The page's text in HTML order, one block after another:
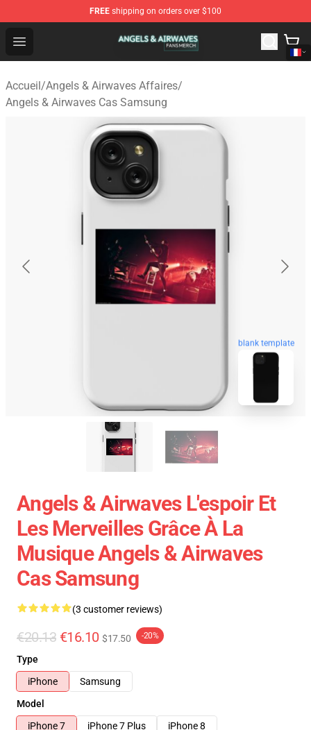
FREE shipping on orders over $100
Open menu
Angels & Airwaves Shop - Official Angels & Airwaves
Accueil/Angels & Airwaves Affaires/
Angels & Airwaves Cas Samsung
blank template
Angels & Airwaves L'espoir Et
Les Merveilles Grâce À La
Musique Angels & Airwaves
Cas Samsung
(3 customer reviews)
€20.13 €16.10 $17.50 -20%
Type
iPhone
Samsung
Model
iPhone 7
iPhone 7 Plus
iPhone 8